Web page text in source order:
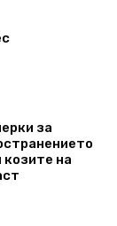
за
козите на